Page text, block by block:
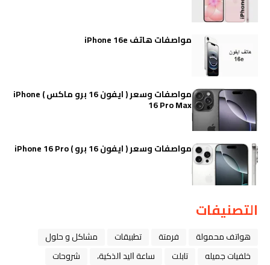
مواصفات هاتف iPhone 16e
مواصفات وسعر ( ايفون 16 برو ماكس ) iPhone
16 Pro Max
مواصفات وسعر ( ايفون 16 برو ) iPhone 16 Pro
التصنيفات
هواتف محمولة فرمتة تطبيقات
مشاكل و حلول
خلفيات جميله
تابلت ﺳﺎﻋﺔ ﺍﻟﻴﺪ ﺍﻟﺬﻛﻴﺔ،
شروحات